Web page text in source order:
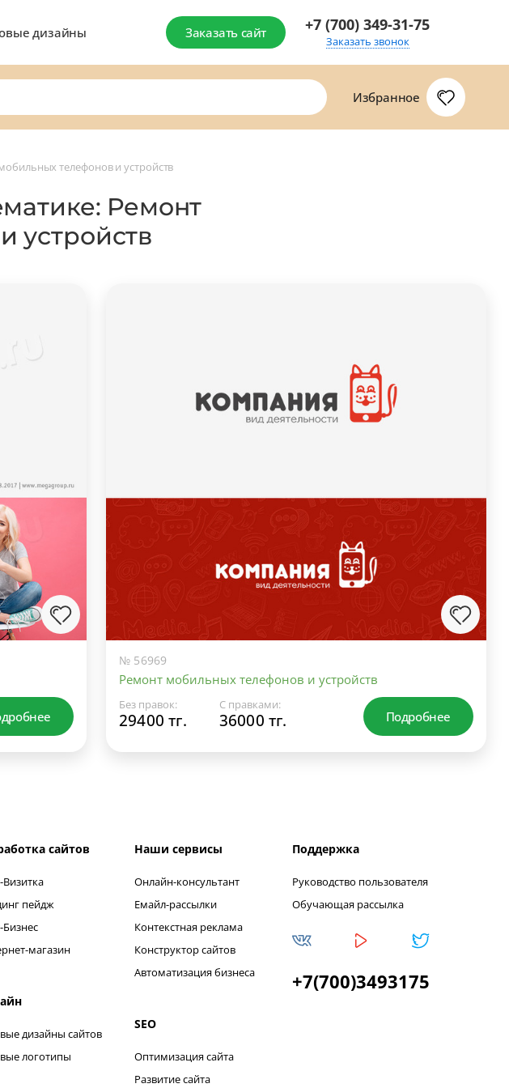
дизайны Заказать сайт +7 (700) 349-31-75
Заказать звонок
Избранное
телефонов и устройств
Ремонт
устройств
№ 56969
Ремонт мобильных телефонов и устройств
Без правок:
29400 тг.
С правками:
36000 тг. Подробнее
сайтов
Визитка
пейдж
Бизнес
магазин
дизайны сайтов
логотипы
Наши сервисы
Онлайн-консультант
Емайл-рассылки
Контекстная реклама
Конструктор сайтов
Автоматизация бизнеса
SEO
Оптимизация сайта
Развитие сайта
Поддержка
Руководство пользователя
Обучающая рассылка
+7(700)3493175